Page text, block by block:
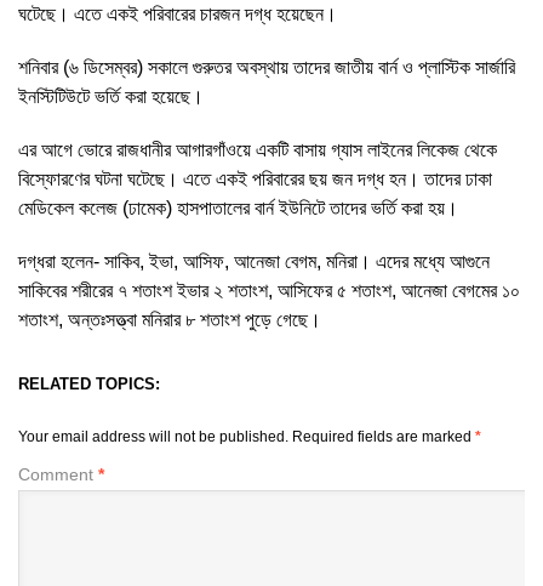
ঘটেছে। এতে একই পরিবারের চারজন দগ্ধ হয়েছেন।
শনিবার (৬ ডিসেম্বর) সকালে গুরুতর অবস্থায় তাদের জাতীয় বার্ন ও প্লাস্টিক সার্জারি
ইনস্টিটিউটে ভর্তি করা হয়েছে।
এর আগে ভোরে রাজধানীর আগারগাঁওয়ে একটি বাসায় গ্যাস লাইনের লিকেজ থেকে
বিস্ফোরণের ঘটনা ঘটেছে। এতে একই পরিবারের ছয় জন দগ্ধ হন। তাদের ঢাকা
মেডিকেল কলেজ (ঢামেক) হাসপাতালের বার্ন ইউনিটে তাদের ভর্তি করা হয়।
দগ্ধরা হলেন- সাকিব, ইভা, আসিফ, আনেজা বেগম, মনিরা। এদের মধ্যে আগুনে
সাকিবের শরীরের ৭ শতাংশ ইভার ২ শতাংশ, আসিফের ৫ শতাংশ, আনেজা বেগমের ১০
শতাংশ, অন্তঃসত্ত্বা মনিরার ৮ শতাংশ পুড়ে গেছে।
RELATED TOPICS:
Your email address will not be published. Required fields are marked *
Comment *